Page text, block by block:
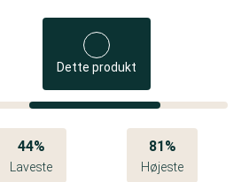
Dette produkt
44%
Laveste
81%
Højeste